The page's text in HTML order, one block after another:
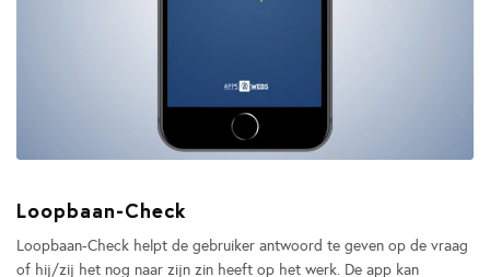
Loopbaan-Check
Loopbaan-Check helpt de gebruiker antwoord te geven op de vraag
of hij/zij het nog naar zijn zin heeft op het werk. De app kan